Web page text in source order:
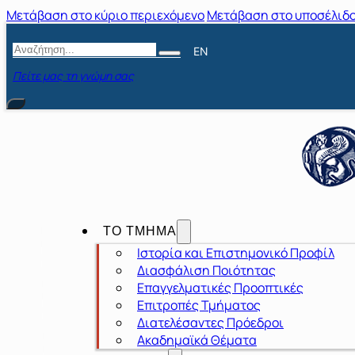
Μετάβαση στο κύριο περιεχόμενοΜετάβαση στο
Αναζήτηση
EN
Πείτε μας τη γνώμη σας
ΤΟ ΤΜΗΜΑ
Ιστορία και Επιστημονικό Προφίλ
Διασφάλιση Ποιότητας
Επαγγελματικές Προοπτικές
Επιτροπές Τμήματος
Διατελέσαντες Πρόεδροι
Ακαδημαϊκά Θέματα